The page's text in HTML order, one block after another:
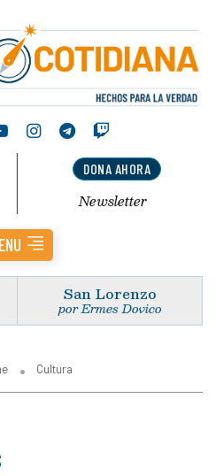
DONA AHORA
Newsletter
San Lorenzo
por Ermes Dovico
Cultura